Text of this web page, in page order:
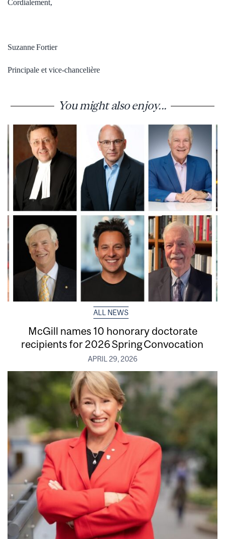
Cordialement,
Suzanne Fortier
Principale et vice-chancelière
You might also enjoy...
ALL NEWS
McGill names 10 honorary doctorate
recipients for 2026 Spring Convocation
APRIL 29, 2026